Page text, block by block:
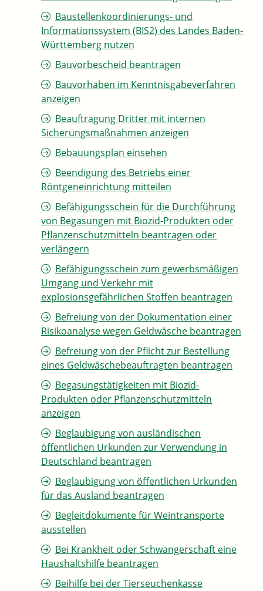
Baustellenkoordinierungs- und
Informationssystem (BIS2) des Landes Baden-
Württemberg nutzen
Bauvorbescheid beantragen
Bauvorhaben im Kenntnisgabeverfahren
anzeigen
Beauftragung Dritter mit internen
Sicherungsmaßnahmen anzeigen
Bebauungsplan einsehen
Beendigung des Betriebs einer
Röntgeneinrichtung mitteilen
Befähigungsschein für die Durchführung
von Begasungen mit Biozid-Produkten oder
Pflanzenschutzmitteln beantragen oder
verlängern
Befähigungsschein zum gewerbsmäßigen
Umgang und Verkehr mit
explosionsgefährlichen Stoffen beantragen
Befreiung von der Dokumentation einer
Risikoanalyse wegen Geldwäsche beantragen
Befreiung von der Pflicht zur Bestellung
eines Geldwäschebeauftragten beantragen
Begasungstätigkeiten mit Biozid-
Produkten oder Pflanzenschutzmitteln
anzeigen
Beglaubigung von ausländischen
öffentlichen Urkunden zur Verwendung in
Deutschland beantragen
Beglaubigung von öffentlichen Urkunden
für das Ausland beantragen
Begleitdokumente für Weintransporte
ausstellen
Bei Krankheit oder Schwangerschaft eine
Haushaltshilfe beantragen
Beihilfe bei der Tierseuchenkasse